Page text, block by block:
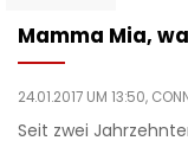
Mamma Mia,
24.01.2017 UM 13:50,
Seit zwei